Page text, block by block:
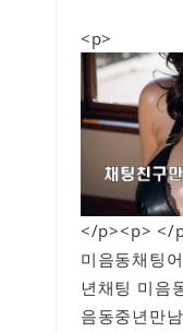
<p>
</p><p> </
미음동채팅
년채팅 미음
음동중년만